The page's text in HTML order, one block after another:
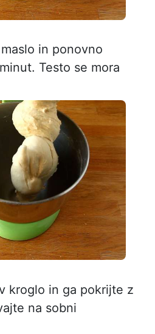
in ponovno
Testo se mora
kroglo in ga pokrijte z
na sobni